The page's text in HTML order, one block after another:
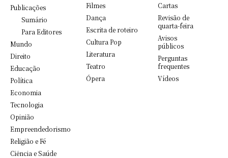
Publicações
Sumário
Para Editores
Mundo
Direito
Educação
Política
Economia
Tecnologia
Opinião
Empreendedorismo
Religião e Fé
Ciência e Saúde
Filmes
Dança
Escrita de roteiro
Cultura Pop
Literatura
Teatro
Ópera
Cartas
Revisão de
quarta-feira
Avisos
públicos
Perguntas
frequentes
Vídeos